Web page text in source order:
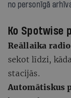
no personīgā
Ko Spotwise
Reāllaika
sekot līdzi,
stacijās.
Automātiskus